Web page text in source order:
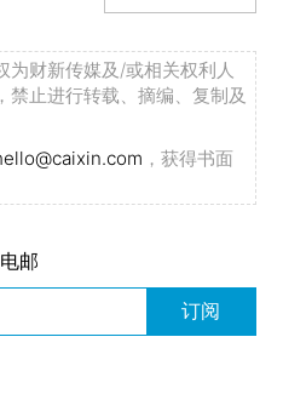
为财新传媒及/或相关权利人
禁止进行转载、摘编、复制及
，获得书面
邮
订阅